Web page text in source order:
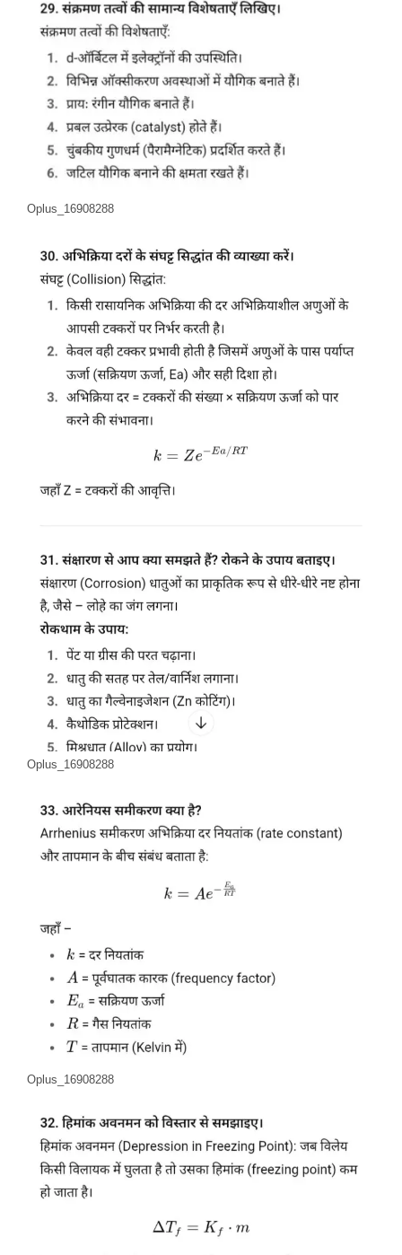
Oplus_16908288
Oplus_16908288
Oplus_16908288